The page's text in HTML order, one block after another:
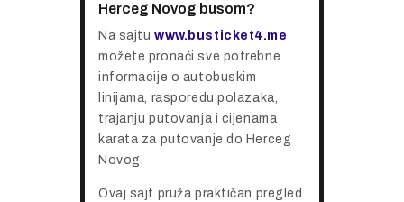
Herceg Novog busom?
Na sajtuwww.busticket4.me
možete pronaći sve potrebne
informacije o autobuskim
linijama, rasporedu polazaka,
trajanju putovanja i cijenama
karata za putovanje do Herceg
Novog.
Ovaj sajt pruža praktičan pregled